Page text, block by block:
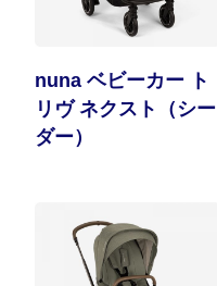
nuna ベビーカー ト
リヴ ネクスト（シー
ダー）